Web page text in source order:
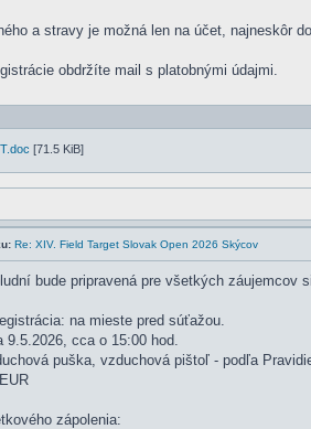
a stravy je možná len na účet, najneskôr
obdržíte mail s platobnými údajmi.
[71.5 KiB]
Re: XIV. Field Target Slovak Open 2026 Skýcov
bude pripravená pre všetkých záujemcov
na mieste pred súťažou.
9.5.2026, cca o 15:00 hod.
puška, vzduchová pištoľ - podľa
zápolenia: